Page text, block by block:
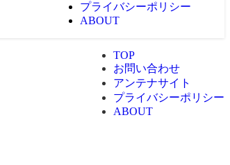
プライバシーポリシー
ABOUT
TOP
お問い合わせ
アンテナサイト
プライバシーポリシー
ABOUT